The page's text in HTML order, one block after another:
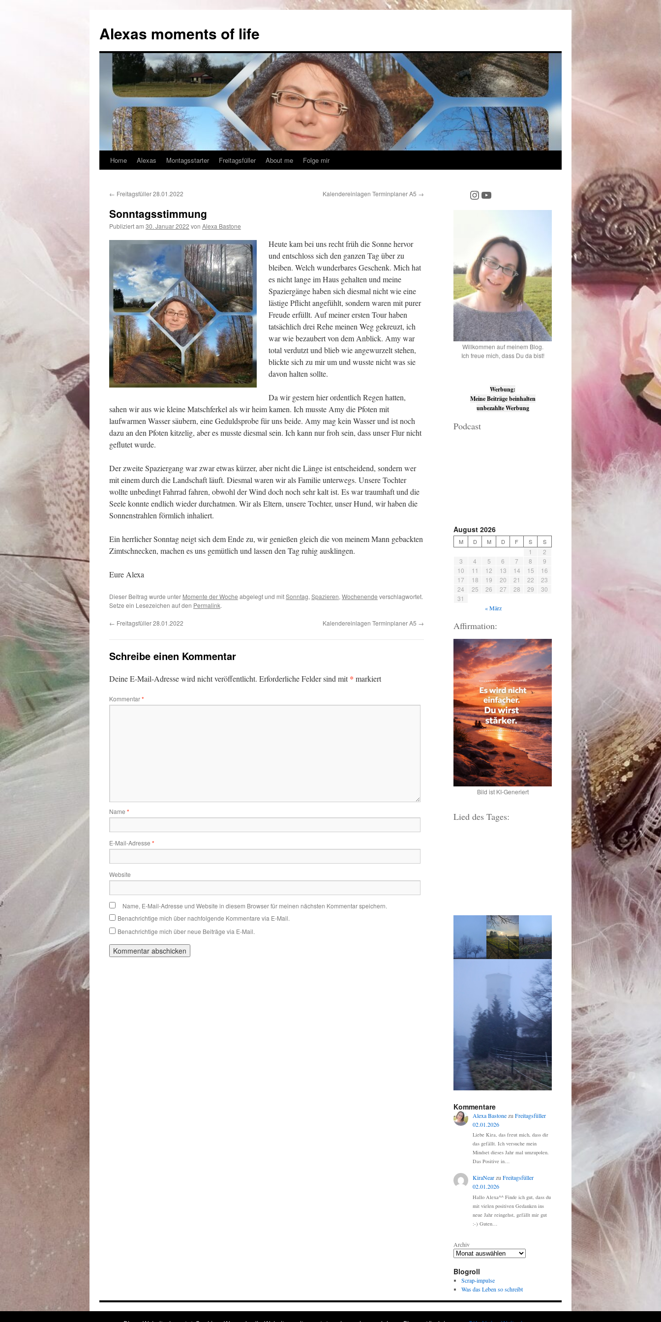
Alexas moments of life
Zum
springen
Home Alexas Montagsstarter Freitagsfüller About me Folge mir
← Freitagsfüller 28.01.2022 Kalendereinlagen Terminplaner A5 →
Sonntagsstimmung
Publiziert am 30. Januar 2022 von Alexa Bastone
Heute kam bei uns recht früh die Sonne hervor
und entschloss sich den ganzen Tag über zu
bleiben. Welch wunderbares Geschenk. Mich hat
es nicht lange im Haus gehalten und meine
Spaziergänge haben sich diesmal nicht wie eine
lästige Pflicht angefühlt, sondern waren mit purer
Freude erfüllt. Auf meiner ersten Tour haben
tatsächlich drei Rehe meinen Weg gekreuzt, ich
war wie bezaubert von dem Anblick. Amy war
total verdutzt und blieb wie angewurzelt stehen,
blickte sich zu mir um und wusste nicht was sie
davon halten sollte.
Da wir gestern hier ordentlich Regen hatten,
sahen wir aus wie kleine Matschferkel als wir heim kamen. Ich musste Amy die Pfoten mit
laufwarmen Wasser säubern, eine Geduldsprobe für uns beide. Amy mag kein Wasser und ist noch
dazu an den Pfoten kitzelig, aber es musste diesmal sein. Ich kann nur froh sein, dass unser Flur nicht
geflutet wurde.
Der zweite Spaziergang war zwar etwas kürzer, aber nicht die Länge ist entscheidend, sondern wer
mit einem durch die Landschaft läuft. Diesmal waren wir als Familie unterwegs. Unsere Tochter
wollte unbedingt Fahrrad fahren, obwohl der Wind doch noch sehr kalt ist. Es war traumhaft und die
Seele konnte endlich wieder durchatmen. Wir als Eltern, unsere Tochter, unser Hund, wir haben die
Sonnenstrahlen förmlich inhaliert.
Ein herrlicher Sonntag neigt sich dem Ende zu, wir genießen gleich die von meinem Mann gebackten
Zimtschnecken, machen es uns gemütlich und lassen den Tag ruhig ausklingen.
Eure Alexa
Dieser Beitrag wurde unter Momente der Woche abgelegt und mitSonntag, Spazieren, Wochenende verschlagwortet.
Setze ein Lesezeichen auf den Permalink.
← Freitagsfüller 28.01.2022 Kalendereinlagen Terminplaner A5 →
Schreibe einen Kommentar
Deine E-Mail-Adresse wird nicht veröffentlicht. Erforderliche Felder sind mit* markiert
Kommentar*
Name *
E-Mail-Adresse *
Website
Name, E-Mail-Adresse und Website in diesem Browser für meinen nächsten Kommentar speichern.
Benachrichtige mich über nachfolgende Kommentare via E-Mail.
Benachrichtige mich über neue Beiträge via E-Mail.
Instagram YouTube
Willkommen auf meinem Blog.
Ich freue mich, dass Du da bist!
Werbung:
Meine Beiträge beinhalten
unbezahlte Werbung
Podcast
August 2026
M D M D F S S
1
2
3
4 5 6 7 8
9
10
11 12 13 14 15
16
17
18 19 20 21 22
23
24
25 26 27 28 29
30
31
« März
Affirmation:
Bild ist KI-Generiert
Lied des Tages:
Kommentare
Alexa Bastonezu Freitagsfüller
02.01.2026
Liebe Kira, das freut mich, dass dir
das gefällt. Ich versuche mein
Mindset dieses Jahr mal umzupolen.
Das Positive in…
KiraNearzu Freitagsfüller
02.01.2026
Hallo Alexa^^ Finde ich gut, dass du
mit vielen positiven Gedanken ins
neue Jahr reingehst, gefällt mir gut
:-) Guten…
Archiv
Blogroll
Scrap-impulse
Was das Leben so schreibt